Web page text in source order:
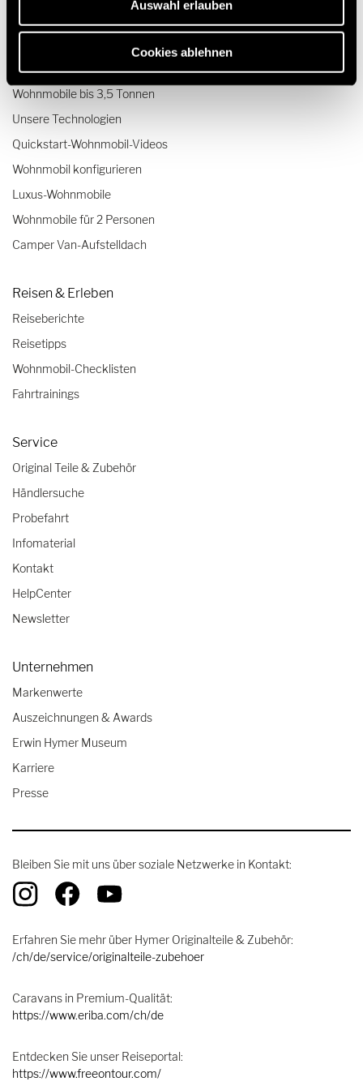
Auswahl erlauben
Cookies ablehnen
Kleine Wohnmobile
Wohnmobile bis 3,5 Tonnen
Unsere Technologien
Quickstart-Wohnmobil-Videos
Wohnmobil konfigurieren
Luxus-Wohnmobile
Wohnmobile für 2 Personen
Camper Van-Aufstelldach
Reisen & Erleben
Reiseberichte
Reisetipps
Wohnmobil-Checklisten
Fahrtrainings
Service
Original Teile & Zubehör
Händlersuche
Probefahrt
Infomaterial
Kontakt
HelpCenter
Newsletter
Unternehmen
Markenwerte
Auszeichnungen & Awards
Erwin Hymer Museum
Karriere
Presse
Bleiben Sie mit uns über soziale Netzwerke in Kontakt:
Erfahren Sie mehr über Hymer Originalteile & Zubehör:
/ch/de/service/originalteile-zubehoer
Caravans in Premium-Qualität:
https://www.eriba.com/ch/de
Entdecken Sie unser Reiseportal:
https://www.freeontour.com/